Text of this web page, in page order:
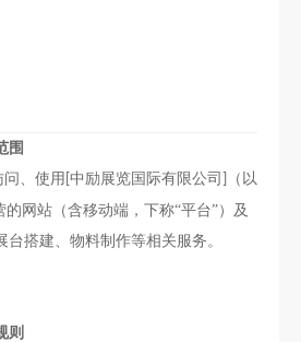
围
、使用 中励展览国际有限公司
（以
的网站（含移动端，下称“平台”）及
搭建、物料制作等相关服务。
则